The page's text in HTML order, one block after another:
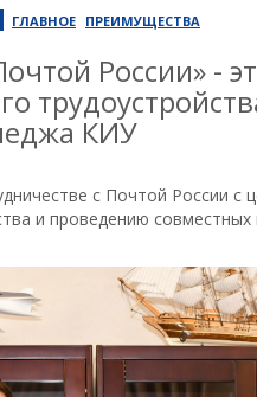
ГЛАВНОЕ ПРЕИМУЩЕСТВА
России» -
КИУ
с Почтой России с
и проведению